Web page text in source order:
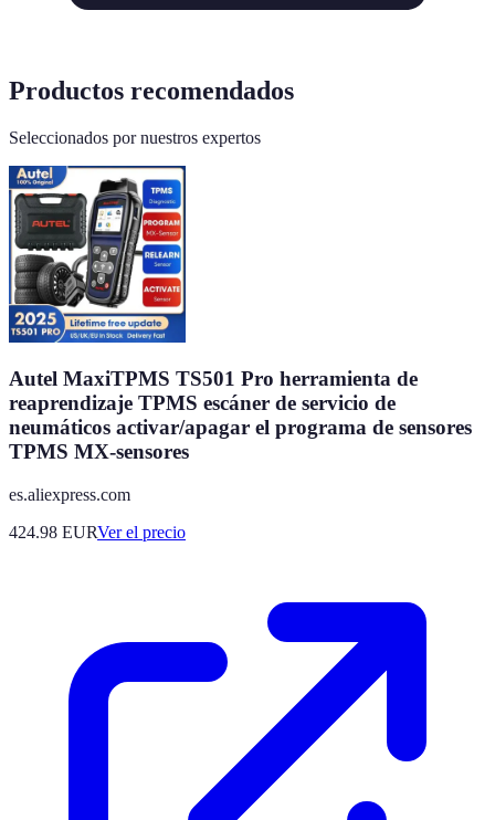
Productos recomendados
Seleccionados por nuestros expertos
Autel MaxiTPMS TS501 Pro herramienta de
reaprendizaje TPMS escáner de servicio de
neumáticos activar/apagar el programa de sensores
TPMS MX-sensores
es.aliexpress.com
424.98 EURVer el precio